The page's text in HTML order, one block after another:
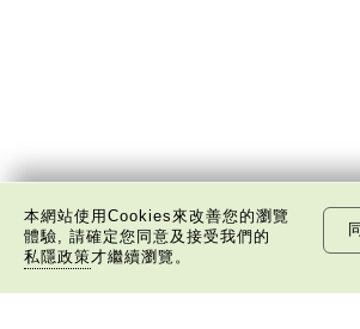
本網站使用Cookies來改善您的瀏覽
體驗, 請確定您同意及接受我們的
私隱政策才繼續瀏覽。